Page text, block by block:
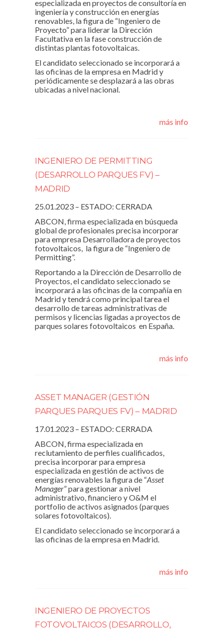
especializada en proyectos de consultoría en
ingeniería y construcción en energías
renovables, la figura de “Ingeniero de
Proyecto” para liderar la Dirección
Facultativa en la fase construcción de
distintas plantas fotovoltaicas.
El candidato seleccionado se incorporará a
las oficinas de la empresa en Madrid y
periódicamente se desplazará a las obras
ubicadas a nivel nacional.
más info
INGENIERO DE PERMITTING
(DESARROLLO PARQUES FV) –
MADRID
25.01.2023 – ESTADO: CERRADA
ABCON, firma especializada en búsqueda
global de profesionales precisa incorporar
para empresa Desarrolladora de proyectos
fotovoltaicos, la figura de “Ingeniero de
Permitting”.
Reportando a la Dirección de Desarrollo de
Proyectos, el candidato seleccionado se
incorporará a las oficinas de la compañía en
Madrid y tendrá como principal tarea el
desarrollo de tareas administrativas de
permisos y licencias ligadas a proyectos de
parques solares fotovoltaicos en España.
más info
ASSET MANAGER (GESTIÓN
PARQUES PARQUES FV) – MADRID
17.01.2023 – ESTADO: CERRADA
ABCON, firma especializada en
reclutamiento de perfiles cualificados,
precisa incorporar para empresa
especializada en gestión de activos de
energías renovables la figura de “Asset
Manager” para gestionar a nivel
administrativo, financiero y O&M el
portfolio de activos asignados (parques
solares fotovoltaicos).
El candidato seleccionado se incorporará a
las oficinas de la empresa en Madrid.
más info
INGENIERO DE PROYECTOS
FOTOVOLTAICOS (DESARROLLO,